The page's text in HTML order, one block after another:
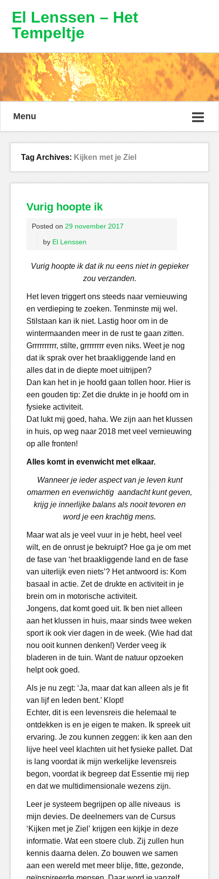
El Lenssen – Het
Tempeltje
Menu
Tag Archives: Kijken met je Ziel
Vurig hoopte ik
Posted on 29 november 2017
by El Lenssen
Vurig hoopte ik dat ik nu eens niet in gepieker
zou verzanden.
Het leven triggert ons steeds naar vernieuwing
en verdieping te zoeken. Tenminste mij wel.
Stilstaan kan ik niet. Lastig hoor om in de
wintermaanden meer in de rust te gaan zitten.
Grrrrrrrrrr, stilte, grrrrrrrr even niks. Weet je nog
dat ik sprak over het braakliggende land en
alles dat in de diepte moet uitrijpen?
Dan kan het in je hoofd gaan tollen hoor. Hier is
een gouden tip: Zet die drukte in je hoofd om in
fysieke activiteit.
Dat lukt mij goed, haha. We zijn aan het klussen
in huis, op weg naar 2018 met veel vernieuwing
op alle fronten!
Alles komt in evenwicht met elkaar.
Wanneer je ieder aspect van je leven kunt
omarmen en evenwichtig aandacht kunt geven,
krijg je innerlijke balans als nooit tevoren en
word je een krachtig mens.
Maar wat als je veel vuur in je hebt, heel veel
wilt, en de onrust je bekruipt? Hoe ga je om met
de fase van ‘het braakliggende land en de fase
van uiterlijk even niets’? Het antwoord is: Kom
basaal in actie. Zet de drukte en activiteit in je
brein om in motorische activiteit.
Jongens, dat komt goed uit. Ik ben niet alleen
aan het klussen in huis, maar sinds twee weken
sport ik ook vier dagen in de week. (Wie had dat
nou ooit kunnen denken!) Verder veeg ik
bladeren in de tuin. Want de natuur opzoeken
helpt ook goed.
Als je nu zegt: ‘Ja, maar dat kan alleen als je fit
van lijf en leden bent.’ Klopt!
Echter, dit is een levensreis die helemaal te
ontdekken is en je eigen te maken. Ik spreek uit
ervaring. Je zou kunnen zeggen: ik ken aan den
lijve heel veel klachten uit het fysieke pallet. Dat
is lang voordat ik mijn werkelijke levensreis
begon, voordat ik begreep dat Essentie mij riep
en dat we multidimensionale wezens zijn.
Leer je systeem begrijpen op alle niveaus is
mijn devies. De deelnemers van de Cursus
‘Kijken met je Ziel’ krijgen een kijkje in deze
informatie. Wat een stoere club. Zij zullen hun
kennis daarna delen. Zo bouwen we samen
aan een wereld met meer blije, fitte, gezonde,